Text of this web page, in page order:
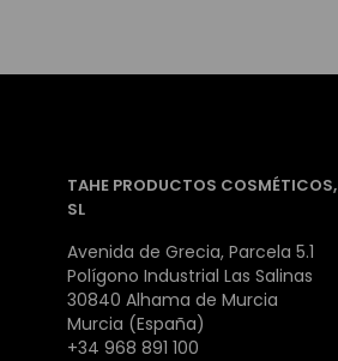
TAHE PRODUCTOS COSMÉTICOS,
SL
Avenida de Grecia, Parcela 5.1
Polígono Industrial Las Salinas
30840 Alhama de Murcia
Murcia (España)
+34 968 891 100